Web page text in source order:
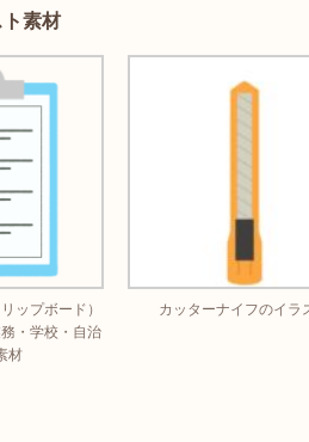
ト素材
ップボード）
・学校・自治
材
カッターナイフのイラ